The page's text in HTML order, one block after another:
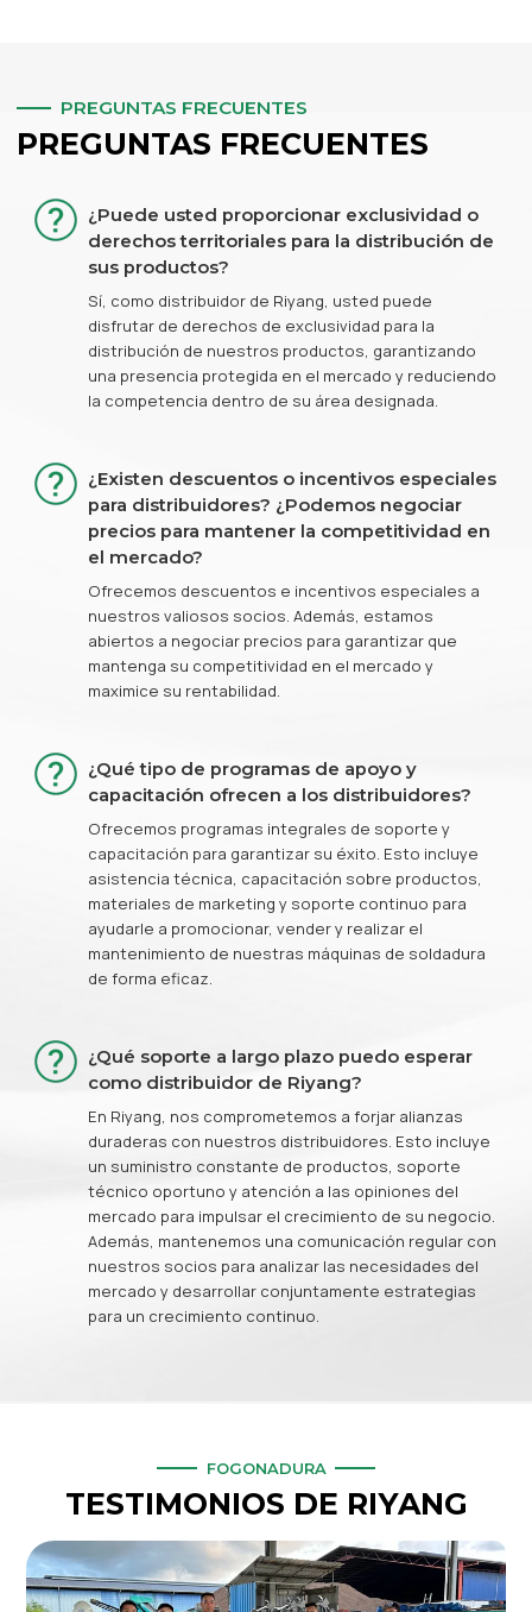
PREGUNTAS FRECUENTES
PREGUNTAS FRECUENTES
¿Puede usted proporcionar exclusividad o
derechos territoriales para la distribución de
sus productos?
Sí, como distribuidor de Riyang, usted puede
disfrutar de derechos de exclusividad para la
distribución de nuestros productos, garantizando
una presencia protegida en el mercado y reduciendo
la competencia dentro de su área designada.
¿Existen descuentos o incentivos especiales
para distribuidores? ¿Podemos negociar
precios para mantener la competitividad en
el mercado?
Ofrecemos descuentos e incentivos especiales a
nuestros valiosos socios. Además, estamos
abiertos a negociar precios para garantizar que
mantenga su competitividad en el mercado y
maximice su rentabilidad.
¿Qué tipo de programas de apoyo y
capacitación ofrecen a los distribuidores?
Ofrecemos programas integrales de soporte y
capacitación para garantizar su éxito. Esto incluye
asistencia técnica, capacitación sobre productos,
materiales de marketing y soporte continuo para
ayudarle a promocionar, vender y realizar el
mantenimiento de nuestras máquinas de soldadura
de forma eficaz.
¿Qué soporte a largo plazo puedo esperar
como distribuidor de Riyang?
En Riyang, nos comprometemos a forjar alianzas
duraderas con nuestros distribuidores. Esto incluye
un suministro constante de productos, soporte
técnico oportuno y atención a las opiniones del
mercado para impulsar el crecimiento de su negocio.
Además, mantenemos una comunicación regular con
nuestros socios para analizar las necesidades del
mercado y desarrollar conjuntamente estrategias
para un crecimiento continuo.
FOGONADURA
TESTIMONIOS DE RIYANG